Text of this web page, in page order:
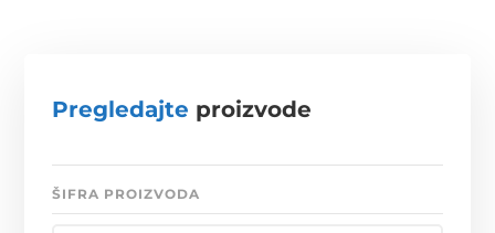
Pregledajte proizvode
ŠIFRA PROIZVODA